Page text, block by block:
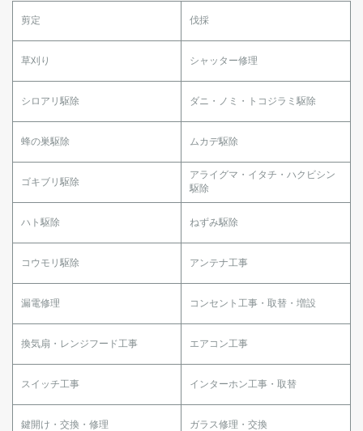
剪定 伐採
草刈り シャッター修理
シロアリ駆除 ダニ・ノミ・トコジラミ駆除
蜂の巣駆除 ムカデ駆除
ゴキブリ駆除
アライグマ・イタチ・ハクビシン
駆除
ハト駆除 ねずみ駆除
コウモリ駆除 アンテナ工事
漏電修理 コンセント工事・取替・増設
換気扇・レンジフード工事 エアコン工事
スイッチ工事 インターホン工事・取替
鍵開け・交換・修理 ガラス修理・交換